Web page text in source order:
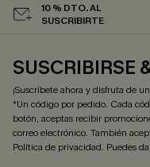
10 % DTO. AL
SUSCRIBIRTE
SUSCRIBIRSE
¡Suscríbete ahora y disfruta de
*Un código por pedido. Cada
botón, aceptas recibir
correo electrónico. También
Política de privacidad. Puedes